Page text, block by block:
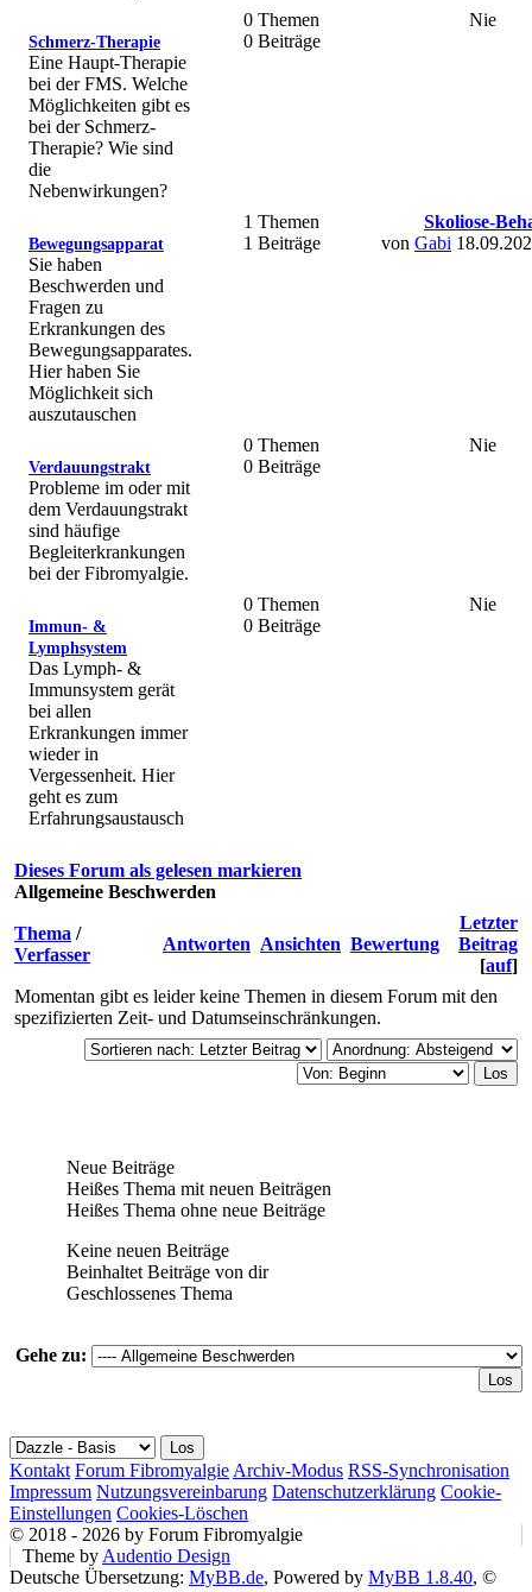
Schmerz-Therapie
Eine Haupt-Therapie
bei der FMS. Welche
Möglichkeiten gibt es
bei der Schmerz-
Therapie? Wie sind
die
Nebenwirkungen?
0 Themen
0 Beiträge
Nie
Bewegungsapparat
Sie haben
Beschwerden und
Fragen zu
Erkrankungen des
Bewegungsapparates.
Hier haben Sie
Möglichkeit sich
auszutauschen
1 Themen
1 Beiträge
Skoliose-
von Gabi
Verdauungstrakt
Probleme im oder mit
dem Verdauungstrakt
sind häufige
Begleiterkrankungen
bei der Fibromyalgie.
0 Themen
0 Beiträge
Nie
Immun- &
Lymphsystem
Das Lymph- &
Immunsystem gerät
bei allen
Erkrankungen immer
wieder in
Vergessenheit. Hier
geht es zum
Erfahrungsaustausch
0 Themen
0 Beiträge
Nie
Dieses Forum als gelesen markieren
Allgemeine Beschwerden
Thema /
Verfasser
Antworten Ansichten Bewertung
Letzter
Beitrag
[auf]
Momentan gibt es leider keine Themen in diesem Forum mit den
spezifizierten Zeit- und Datumseinschränkungen.
Neue Beiträge
Heißes Thema mit neuen Beiträgen
Heißes Thema ohne neue Beiträge
Keine neuen Beiträge
Beinhaltet Beiträge von dir
Geschlossenes Thema
Gehe zu:
Kontakt Forum Fibromyalgie Archiv-Modus RSS-Synchronisation
Impressum Nutzungsvereinbarung Datenschutzerklärung Cookie-
Einstellungen Cookies-Löschen
© 2018 - 2026 by Forum Fibromyalgie
Theme by Audentio Design
Deutsche Übersetzung: MyBB.de, Powered by MyBB 1.8.40, ©